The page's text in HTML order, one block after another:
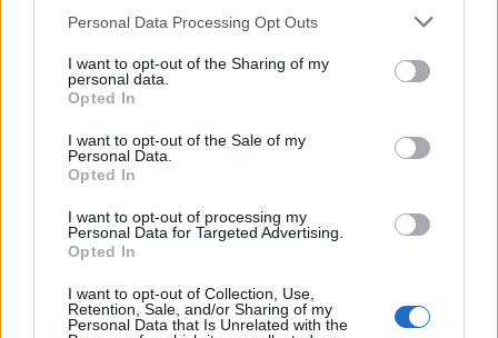
Please note that this website/app uses one or more Google
not limited to your visit or usage behaviour. You may click to
grant or deny consent to Google and its third-party tags to
use your data for below specified purposes in below Google
consent section.
Personal Data Processing Opt Outs
I want to opt-out of the Sharing of my
personal data.
Opted In
I want to opt-out of the Sale of my
Personal Data.
Opted In
I want to opt-out of processing my
Personal Data for Targeted Advertising.
Opted In
I want to opt-out of Collection, Use,
Retention, Sale, and/or Sharing of my
Personal Data that Is Unrelated with the
Βίντεο - «καμπανάκι» για το μέλλον: Τι θα
συνέβαινε αν γινόταν πυρηνική έκρηξη στο
Λονδίνο
Προσομοίωση πυρηνικού χτυπήματος στο Λονδίνο που θα
«εξάτμιζε αμέσως» εκατοντάδες χιλιάδες προβλήθηκε στη
ρωσική τηλεόραση.
24.09.2024 11:32
Συντακτική
Ομάδα